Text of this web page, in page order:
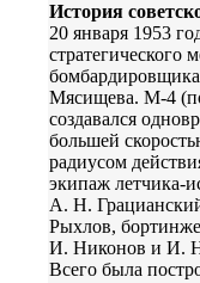
История
20 января 1953
стратегического
Мясищева. М-4
создавался
большей
радиусом
экипаж летчика-
А. Н.
Рыхлов,
И. Никонов и И.
Всего была